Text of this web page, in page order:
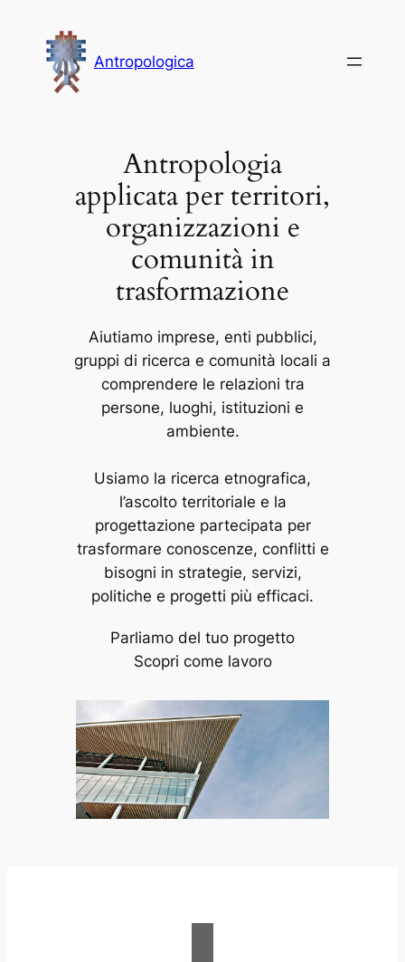
contenuto
Antropologica
Antropologia
applicata per territori,
organizzazioni e
comunità in
trasformazione
Aiutiamo imprese, enti pubblici,
gruppi di ricerca e comunità locali a
comprendere le relazioni tra
persone, luoghi, istituzioni e
ambiente.
Usiamo la ricerca etnografica,
l’ascolto territoriale e la
progettazione partecipata per
trasformare conoscenze, conflitti e
bisogni in strategie, servizi,
politiche e progetti più efficaci.
Parliamo del tuo progetto
Scopri come lavoro